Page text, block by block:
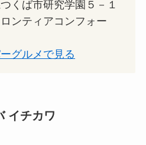
くば市研究学園５－１
ンティアコンフォー
グルメで見る
イチカワ